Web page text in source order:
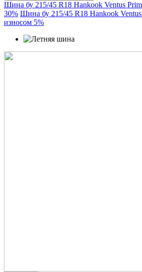
Шина бу 215/45 R18 Hankook Ventus
30% Шина бу 215/45 R18 Hankook
износом 5%